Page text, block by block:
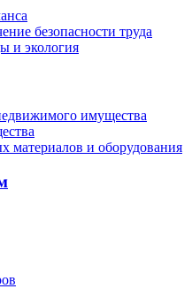
безопасности труда
и экология
имущества
материалов и оборудования